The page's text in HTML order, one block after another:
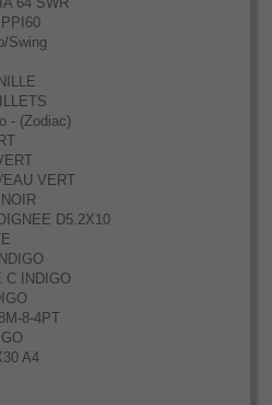
Swing
- (Zodiac)
VERT
D5.2X10
C INDIGO
8-4PT
A4